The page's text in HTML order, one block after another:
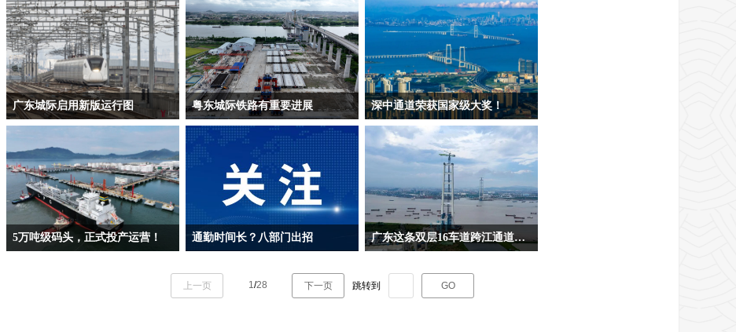
广东城际启用新版运行图
来源：广东城际、广州地铁
粤东城际铁路有重要进展
来源：广东铁投
深中通道荣获国家级大奖！
来源：粤交集宣、南方+、广东新闻联
播等
5万吨级码头，正式投产运营！ 通勤时间长？八部门出招 广东这条双层16车道跨江通道，进展 1！
上一页 1/28 下一页 跳转到 GO